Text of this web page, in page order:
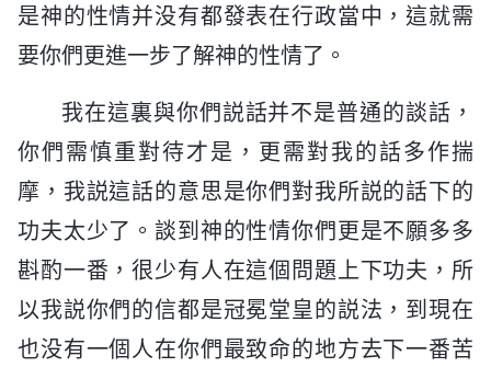
是神的性情并没有都發表在行政當中，這就需
要你們更進一步了解神的性情了。
我在這裏與你們説話并不是普通的談話，
你們需慎重對待才是，更需對我的話多作揣
摩，我説這話的意思是你們對我所説的話下的
功夫太少了。談到神的性情你們更是不願多多
斟酌一番，很少有人在這個問題上下功夫，所
以我説你們的信都是冠冕堂皇的説法，到現在
也没有一個人在你們最致命的地方去下一番苦